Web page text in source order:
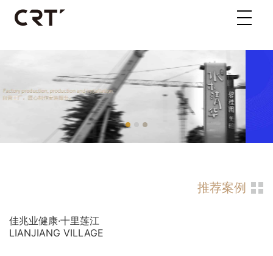
推荐案例
佳兆业健康·十里莲江
LIANJIANG VILLAGE